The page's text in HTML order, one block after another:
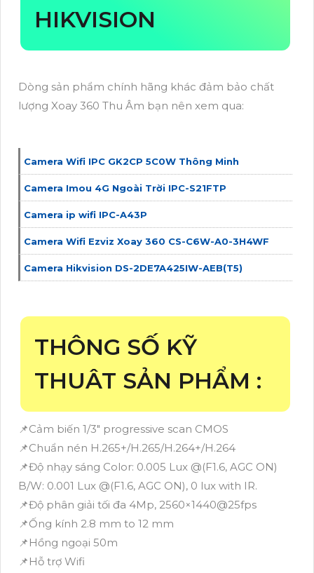
HIKVISION
Dòng sản phẩm chính hãng khác đảm bảo chất
lượng Xoay 360 Thu Âm bạn nên xem qua:
Camera Wifi IPC GK2CP 5C0W Thông Minh
Camera Imou 4G Ngoài Trời IPC-S21FTP
Camera ip wifi IPC-A43P
Camera Wifi Ezviz Xoay 360 CS-C6W-A0-3H4WF
Camera Hikvision DS-2DE7A425IW-AEB(T5)
THÔNG SỐ KỸ
THUÂT SẢN PHẨM :
📌Cảm biến 1/3″ progressive scan CMOS
📌Chuẩn nén H.265+/H.265/H.264+/H.264
📌Độ nhạy sáng Color: 0.005 Lux @(F1.6, AGC ON)
B/W: 0.001 Lux @(F1.6, AGC ON), 0 lux with IR.
📌Độ phân giải tối đa 4Mp, 2560×1440@25fps
📌Ống kính 2.8 mm to 12 mm
📌Hồng ngoại 50m
📌Hỗ trợ Wifi